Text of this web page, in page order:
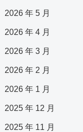
2026 年 5 月
2026 年 4 月
2026 年 3 月
2026 年 2 月
2026 年 1 月
2025 年 12 月
2025 年 11 月